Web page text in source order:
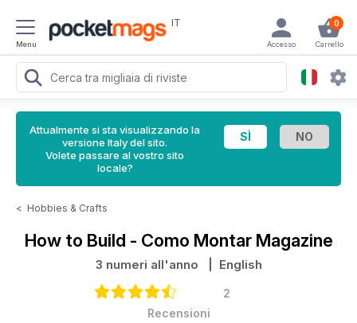
Menu
IT 0
Carrello
Accesso
Attualmente si sta visualizzando la
versione Italy del sito.
Volete passare al vostro sito
locale?
< Hobbies & Crafts
How to Build - Como Montar Magazine
3 numeri all'anno | English
2
Recensioni